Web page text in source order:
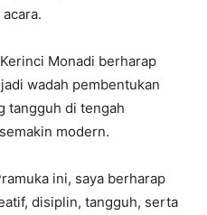
Monadi berharap
wadah pembentukan
tangguh di tengah
modern.
ini, saya berharap
disiplin, tangguh, serta